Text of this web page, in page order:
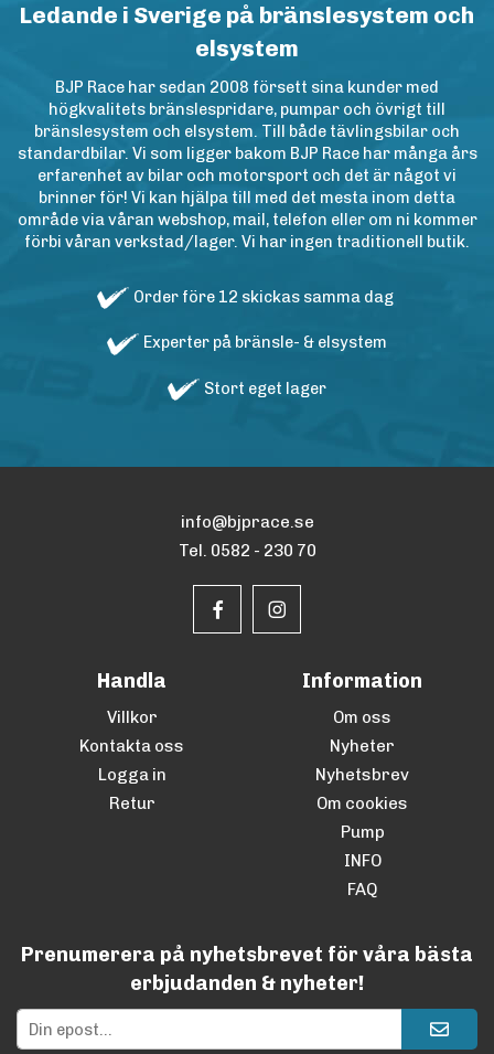
Ledande i Sverige på bränslesystem och
elsystem
BJP Race har sedan 2008 försett sina kunder med
högkvalitets bränslespridare, pumpar och övrigt till
bränslesystem och elsystem. Till både tävlingsbilar och
standardbilar. Vi som ligger bakom BJP Race har många års
erfarenhet av bilar och motorsport och det är något vi
brinner för! Vi kan hjälpa till med det mesta inom detta
område via våran webshop, mail, telefon eller om ni kommer
förbi våran verkstad/lager. Vi har ingen traditionell butik.
Order före 12 skickas samma dag
Experter på bränsle- & elsystem
Stort eget lager
info@bjprace.se
Tel. 0582 - 230 70
Handla
Villkor
Kontakta oss
Logga in
Retur
Information
Om oss
Nyheter
Nyhetsbrev
Om cookies
Pump
INFO
FAQ
Prenumerera på nyhetsbrevet för våra bästa
erbjudanden & nyheter!